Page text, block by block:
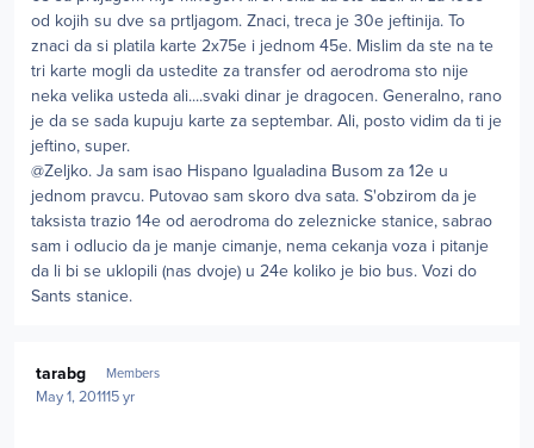
od kojih su dve sa prtljagom. Znaci, treca je 30e jeftinija. To
znaci da si platila karte 2x75e i jednom 45e. Mislim da ste na te
tri karte mogli da ustedite za transfer od aerodroma sto nije
neka velika usteda ali....svaki dinar je dragocen. Generalno, rano
je da se sada kupuju karte za septembar. Ali, posto vidim da ti je
jeftino, super.
@Zeljko. Ja sam isao Hispano Igualadina Busom za 12e u
jednom pravcu. Putovao sam skoro dva sata. S'obzirom da je
taksista trazio 14e od aerodroma do zeleznicke stanice, sabrao
sam i odlucio da je manje cimanje, nema cekanja voza i pitanje
da li bi se uklopili (nas dvoje) u 24e koliko je bio bus. Vozi do
Sants stanice.
tarabg Members
May 1, 201115 yr